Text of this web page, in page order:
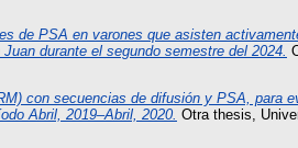
de PSA en varones que asisten
durante el segundo semestre del 2024.
con secuencias de difusión y PSA, para
Abril, 2019–Abril, 2020. Otra thesis,